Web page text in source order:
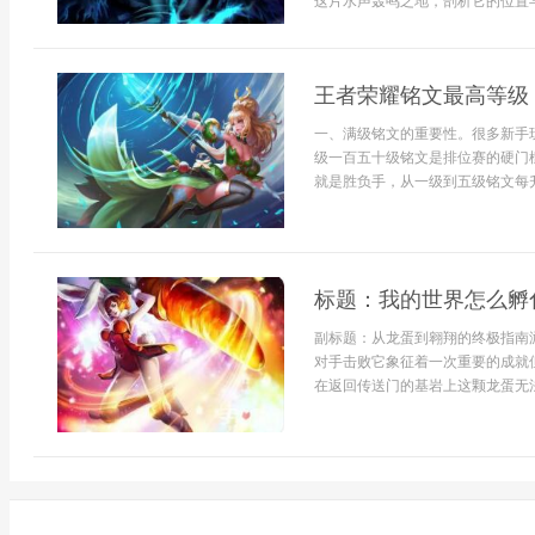
王者荣耀铭文最高等
一、满级铭文的重要性。很多新
级一百五十级铭文是排位赛的硬
就是胜负手，从一级到五级铭文每
标题：我的世界怎么
副标题：从龙蛋到翱翔的终极指
对手击败它象征着一次重要的成
在返回传送门的基岩上这颗龙蛋无